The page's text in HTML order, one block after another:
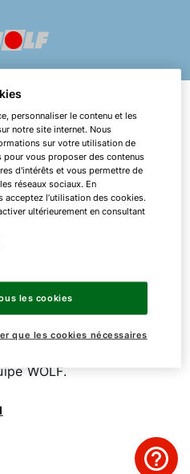
myWOLF, vous
avez besoin en tant
professionnels,
aux partenaires
des identifiants
WOLF.
aider ?
personnaliser le contenu et les
notre site internet. Nous
sur votre utilisation de
pour vous proposer des contenus
d'intérêts et vous permettre de
réseaux sociaux. En
acceptez l’utilisation des cookies.
ultérieurement en consultant
que les cookies nécessaires
les cookies